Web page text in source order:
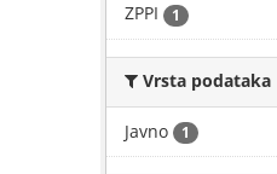
ZPPI 1
Vrsta podataka
Javno 1